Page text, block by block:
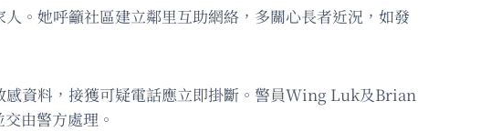
。她呼籲社區建立鄰里互助網絡，多關心長者近況，如發
資料，接獲可疑電話應立即掛斷。警員Wing Luk及Brian
由警方處理。